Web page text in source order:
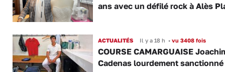
ans avec un défilé rock à Alès
ACTUALITÉS Il y a 18 h •vu 3408 fois
COURSE CAMARGUAISE
Cadenas lourdement sanctionné